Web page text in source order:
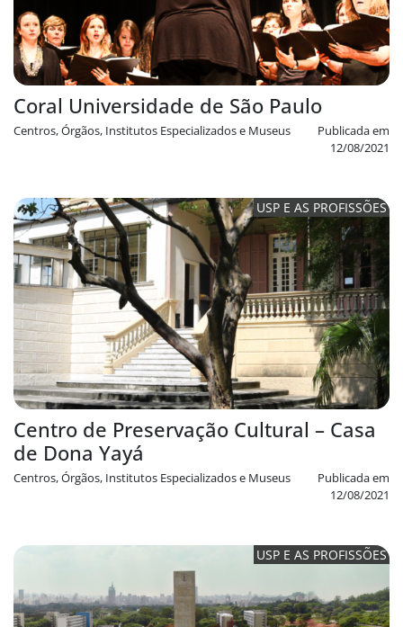
Coral Universidade de São Paulo
Publicada em
12/08/2021
Centros, Órgãos, Institutos Especializados e Museus
USP E AS PROFISSÕES
Centro de Preservação Cultural – Casa
de Dona Yayá
Publicada em
12/08/2021
Centros, Órgãos, Institutos Especializados e Museus
USP E AS PROFISSÕES